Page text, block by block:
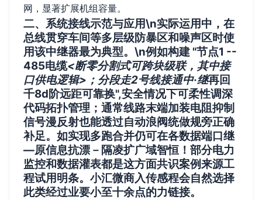
网，显著扩展机组容量。
二、系统接线示范与应用\n实际运用中，在
总线贯穿车间等多层级防暴区和噪声区时使
用该中继器最为典型。\n例如构建 "节点1 --
485电缆<断零分割式可跨块级联，其中接
口供电逻辑>；分段走2号线接通中·继再回
千8d阶远距可靠换",安全情况下可柔性调深
代码拓扑管理；通常线路末端加装电阻抑制
信号漫反射也能透过自动浪阀统做规旁正确
补足。如实现多跑合并仍可在各数据端口继
—原信息抗漂－隔凌扩广域智恒！部分电力
监控和数据灌表都是这方面共识案例来源工
程试用明条。小汇微商入传感程会自然选择
此类经过业要小至十余点的力链接。